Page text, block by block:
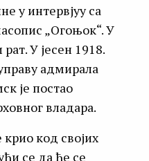
у интервјуу са
„Огоњок“. У
У јесен 1918.
адмирала
је постао
владара.
код својих
се да ће се